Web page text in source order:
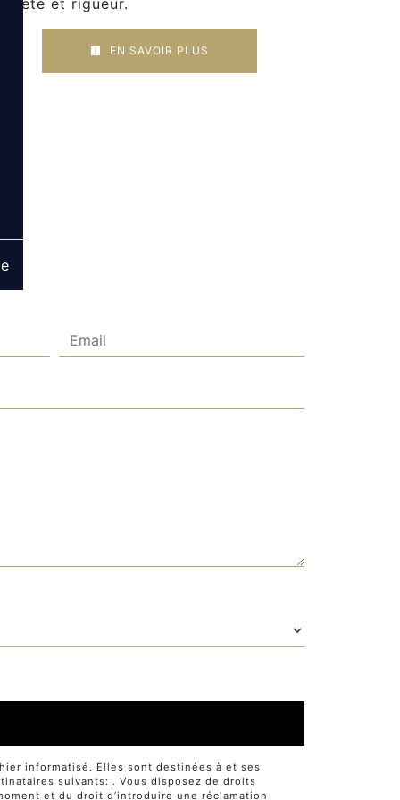
et rigueur.
EN SAVOIR PLUS
informatisé. Elles sont destinées à et ses
suivants: . Vous disposez de droits
et du droit d’introduire une réclamation